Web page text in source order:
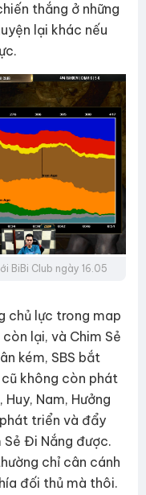
thắng ở những
lại khác nếu
BiBi Club ngày 16.05
chủ lực trong map
lại, và Chim Sẻ
kém, SBS bắt
không còn phát
Nam, Hưởng
triển và đẩy
Sẻ Đi Nắng được.
chỉ cân cánh
đối thủ mà thôi.